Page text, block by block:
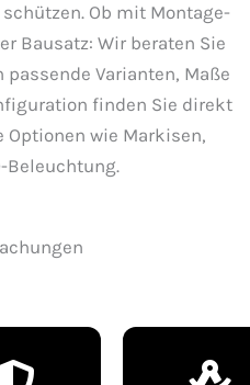
Ob mit Montage-
Bausatz: Wir beraten Sie
Varianten, Maße
finden Sie direkt
Optionen wie Markisen,
Beleuchtung.